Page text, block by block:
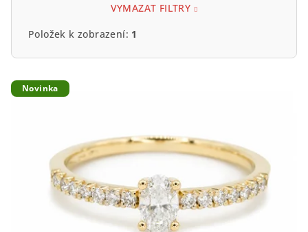
VYMAZAT FILTRY
Položek k zobrazení: 1
V
ý Novinka